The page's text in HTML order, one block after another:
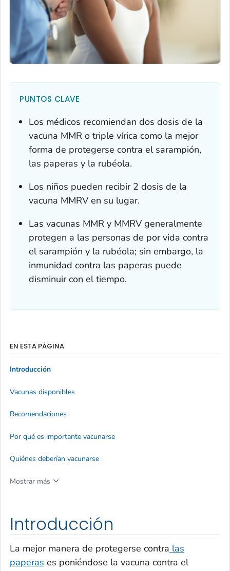
PUNTOS CLAVE
Los médicos recomiendan dos dosis de la
vacuna MMR o triple vírica como la mejor
forma de protegerse contra el sarampión,
las paperas y la rubéola.
Los niños pueden recibir 2 dosis de la
vacuna MMRV en su lugar.
Las vacunas MMR y MMRV generalmente
protegen a las personas de por vida contra
el sarampión y la rubéola; sin embargo, la
inmunidad contra las paperas puede
disminuir con el tiempo.
Introducción
La mejor manera de protegerse contra las
paperas es poniéndose la vacuna contra el
EN ESTA PÁGINA
Introducción
Vacunas disponibles
Recomendaciones
Por qué es importante vacunarse
Quiénes deberían vacunarse
Mostrar más